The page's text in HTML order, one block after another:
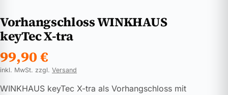
Vorhangschloss WINKHAUS
keyTec X-tra
99,90€
inkl. MwSt. zzgl. Versand
WINKHAUS keyTec X-tra als Vorhangschloss mit